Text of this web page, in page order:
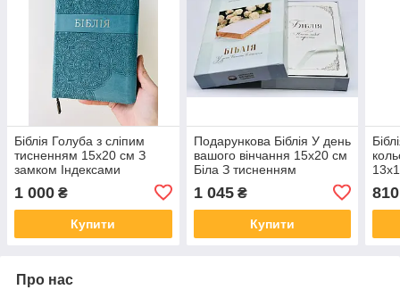
Біблія Голуба з сліпим
тисненням 15х20 см З
замком Індексами
1 000 ₴
Купити
Подарункова Біблія У день
вашого вінчання 15х20 см
Біла З тисненням
1 045₴
Купити
810
Про нас